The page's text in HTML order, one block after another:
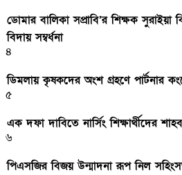
ডোমার বালিকা সপ্রাবি’র শিক্ষক
বিদায় সম্বর্ধনা
৪
ডিমলায় কৃষকদের অংশ গ্রহণে পার্টনার
৫
এক দফা দাবিতে নার্সিং শিক্ষার্থীদের
৬
পিএসজির বিজয় উন্মাদনা রূপ নিল